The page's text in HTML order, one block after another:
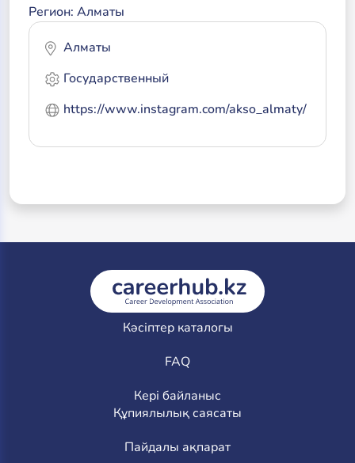
Регион: Алматы
Алматы
Государственный
https://www.instagram.com/akso_almaty/
Кәсіптер каталогы
FAQ
Кері байланыс
Құпиялылық саясаты
Пайдалы ақпарат